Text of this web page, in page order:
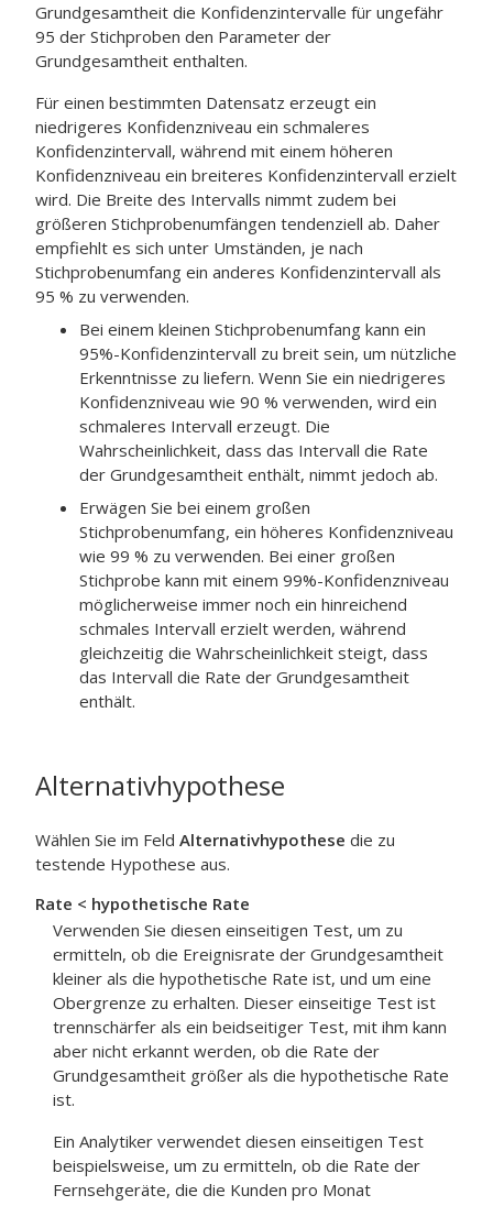
Grundgesamtheit die Konfidenzintervalle für ungefähr
95 der Stichproben den Parameter der
Grundgesamtheit enthalten.
Für einen bestimmten Datensatz erzeugt ein
niedrigeres Konfidenzniveau ein schmaleres
Konfidenzintervall, während mit einem höheren
Konfidenzniveau ein breiteres Konfidenzintervall erzielt
wird. Die Breite des Intervalls nimmt zudem bei
größeren Stichprobenumfängen tendenziell ab. Daher
empfiehlt es sich unter Umständen, je nach
Stichprobenumfang ein anderes Konfidenzintervall als
95 % zu verwenden.
Bei einem kleinen Stichprobenumfang kann ein
95%-Konfidenzintervall zu breit sein, um nützliche
Erkenntnisse zu liefern. Wenn Sie ein niedrigeres
Konfidenzniveau wie 90 % verwenden, wird ein
schmaleres Intervall erzeugt. Die
Wahrscheinlichkeit, dass das Intervall die Rate
der Grundgesamtheit enthält, nimmt jedoch ab.
Erwägen Sie bei einem großen
Stichprobenumfang, ein höheres Konfidenzniveau
wie 99 % zu verwenden. Bei einer großen
Stichprobe kann mit einem 99%-Konfidenzniveau
möglicherweise immer noch ein hinreichend
schmales Intervall erzielt werden, während
gleichzeitig die Wahrscheinlichkeit steigt, dass
das Intervall die Rate der Grundgesamtheit
enthält.
Alternativhypothese
Wählen Sie im Feld Alternativhypothese die zu
testende Hypothese aus.
Rate < hypothetische Rate
Verwenden Sie diesen einseitigen Test, um zu
ermitteln, ob die Ereignisrate der Grundgesamtheit
kleiner als die hypothetische Rate ist, und um eine
Obergrenze zu erhalten. Dieser einseitige Test ist
trennschärfer als ein beidseitiger Test, mit ihm kann
aber nicht erkannt werden, ob die Rate der
Grundgesamtheit größer als die hypothetische Rate
ist.
Ein Analytiker verwendet diesen einseitigen Test
beispielsweise, um zu ermitteln, ob die Rate der
Fernsehgeräte, die die Kunden pro Monat